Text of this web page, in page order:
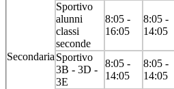
Secondaria
Sportivo
alunni
classi
seconde
8:05 -
16:05
8:05 -
14:05
Sportivo
3B - 3D -
3E
8:05 -
14:05
8:05 -
14:05